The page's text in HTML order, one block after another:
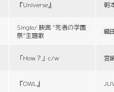
『Universe』 朝
Single/ 映画 “死者の学園
祭”主題歌
織
「How？」c/w 宮
『OWL』